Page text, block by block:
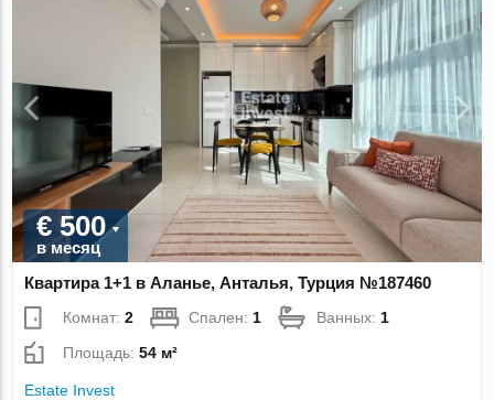
€ 500
в месяц
Квартира 1+1 в Аланье, Анталья, Турция №187460
Комнат:2 Спален:1 Ванных:1
Площадь:54 м²
Estate Invest